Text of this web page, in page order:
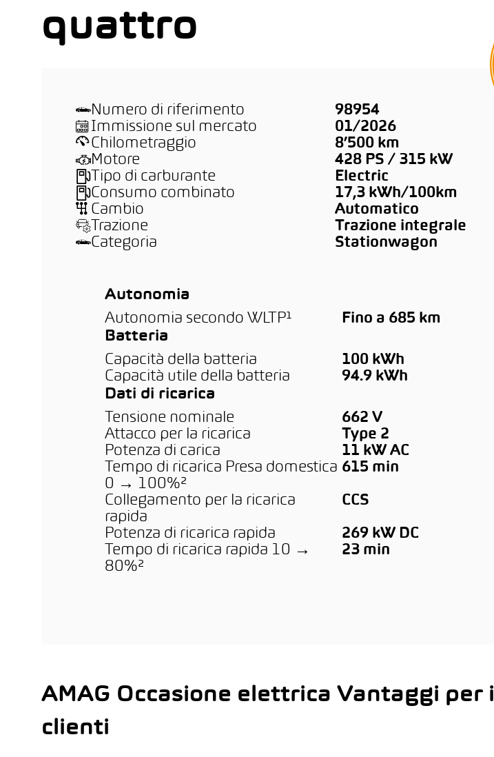
quattro
Numero di riferimento
98954
Immissione sul mercato
01/2026
Chilometraggio
8’500 km
Motore
428 PS / 315 kW
Tipo di carburante
Electric
Consumo combinato
17,3 kWh/100km
Cambio
Automatico
Trazione
Trazione integrale
Categoria
Stationwagon
Autonomia
Autonomia secondo WLTP¹
Fino a 685 km
Batteria
Capacità della batteria
100 kWh
Capacità utile della batteria
94.9 kWh
Dati di ricarica
Tensione nominale
662 V
Attacco per la ricarica
Type 2
Potenza di carica
11 kW AC
Tempo di ricarica Presa domestica
0 → 100%²
615 min
Collegamento per la ricarica
rapida
CCS
Potenza di ricarica rapida
269 kW DC
Tempo di ricarica rapida 10 →
80%²
23 min
AMAG Occasione elettrica Vantaggi per i
clienti